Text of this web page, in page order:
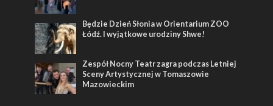
Będzie Dzień Słonia w Orientarium ZOO
Łódź. I wyjątkowe urodziny Shwe!
Zespół Nocny Teatr zagra podczas Letniej
Sceny Artystycznej w Tomaszowie
Mazowieckim